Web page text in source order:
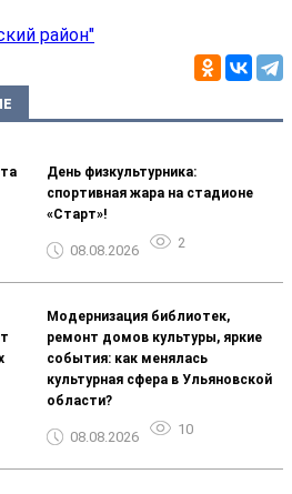
район"
День физкультурника:
спортивная жара на стадионе
«Старт»!
08.08.2026 2
Модернизация библиотек,
ремонт домов культуры, яркие
события: как менялась
культурная сфера в Ульяновской
области?
08.08.2026 10